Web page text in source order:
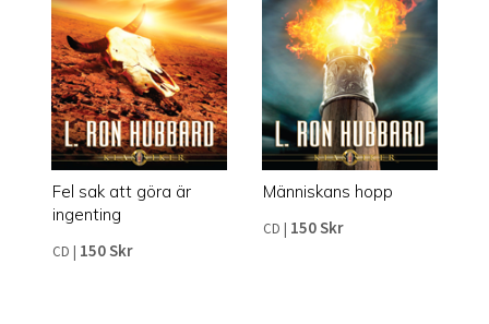
Fel sak att göra är
ingenting
CD | 150 Skr
Människans hopp
CD | 150 Skr